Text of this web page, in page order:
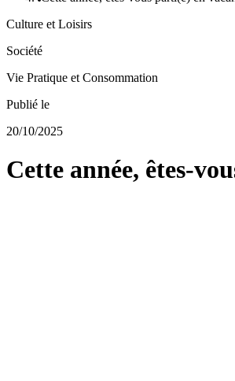
Culture et Loisirs
Société
Vie Pratique et Consommation
Publié le
20/10/2025
Cette année, êtes-